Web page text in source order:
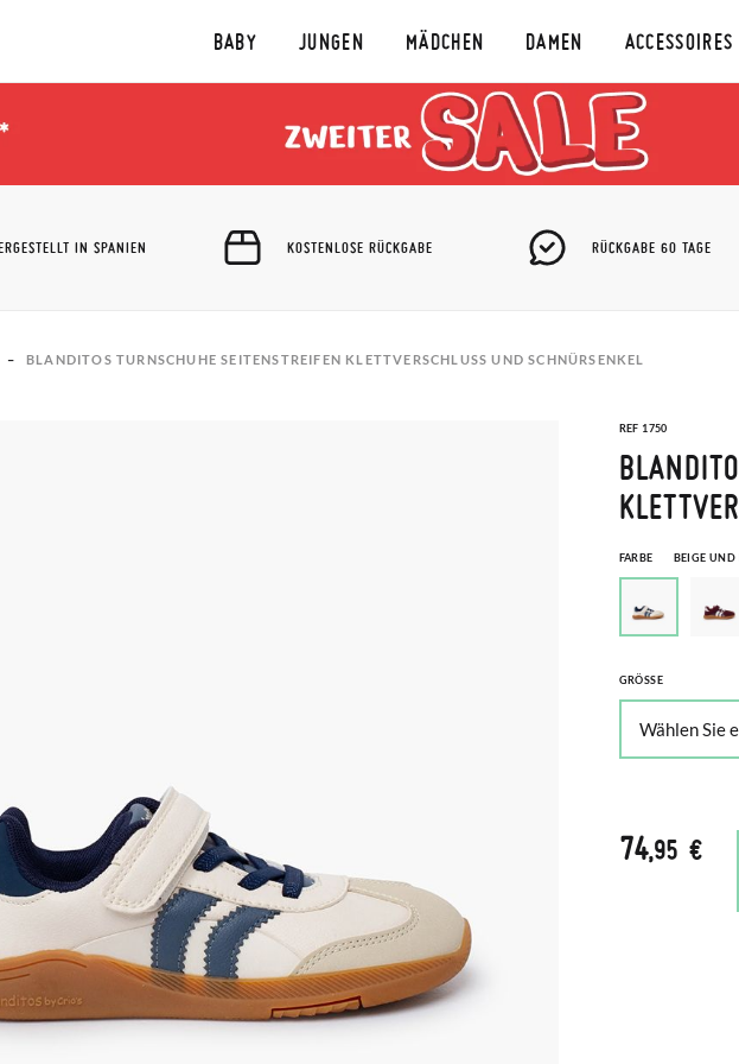
BABY JUNGEN MÄDCHEN DAMEN ACCESSOIRES
IN SPANIEN KOSTENLOSE RÜCKGABE RÜCKGABE 60 TAGE
BLANDITOS TURNSCHUHE SEITENSTREIFEN KLETTVERSCHLUSS UND SCHNÜRSENKEL
REF 1750
FARBE BEIGE UND
GRÖSSE
74,95 €